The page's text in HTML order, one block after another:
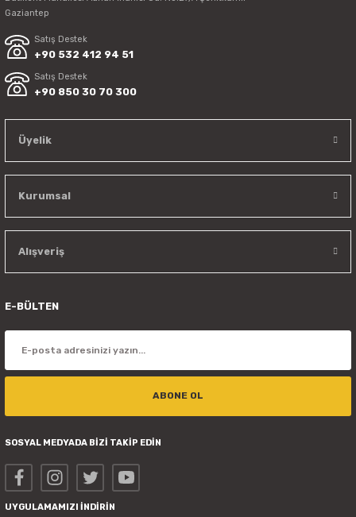
Gaziantep
Satış Destek
+90 532 412 94 51
Satış Destek
+90 850 30 70 300
Üyelik
Kurumsal
Alışveriş
E-BÜLTEN
ABONE OL
SOSYAL MEDYADA BİZİ TAKİP EDİN
UYGULAMAMIZI İNDİRİN